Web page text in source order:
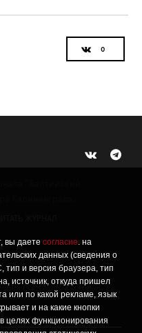
вы даете согласие. на
данных (сведения о
и версия браузера, тип
источник, откуда пришел
или по какой рекламе, язык
и на какие кнопки
целях функционирования
для просмотра лицам